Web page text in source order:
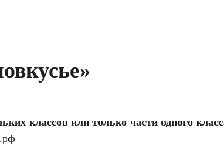
классов или только части одного